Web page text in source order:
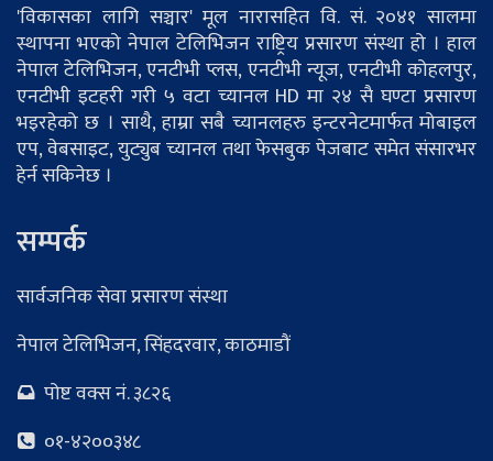
'विकासका लागि सञ्चार' मूल नारासहित वि. सं. २०४१ सालमा
स्थापना भएको नेपाल टेलिभिजन राष्ट्रिय प्रसारण संस्था हो । हाल
नेपाल टेलिभिजन, एनटीभी प्लस, एनटीभी न्यूज, एनटीभी कोहलपुर,
एनटीभी इटहरी गरी ५ वटा च्यानल HD मा २४ सै घण्टा प्रसारण
भइरहेको छ । साथै, हाम्रा सबै च्यानलहरु इन्टरनेटमार्फत मोबाइल
एप, वेबसाइट, युट्युब च्यानल तथा फेसबुक पेजबाट समेत संसारभर
हेर्न सकिनेछ ।
सम्पर्क
सार्वजनिक सेवा प्रसारण संस्था
नेपाल टेलिभिजन, सिंहदरवार, काठमाडौं
पोष्ट वक्स नं. ३८२६
०१-४२००३४८